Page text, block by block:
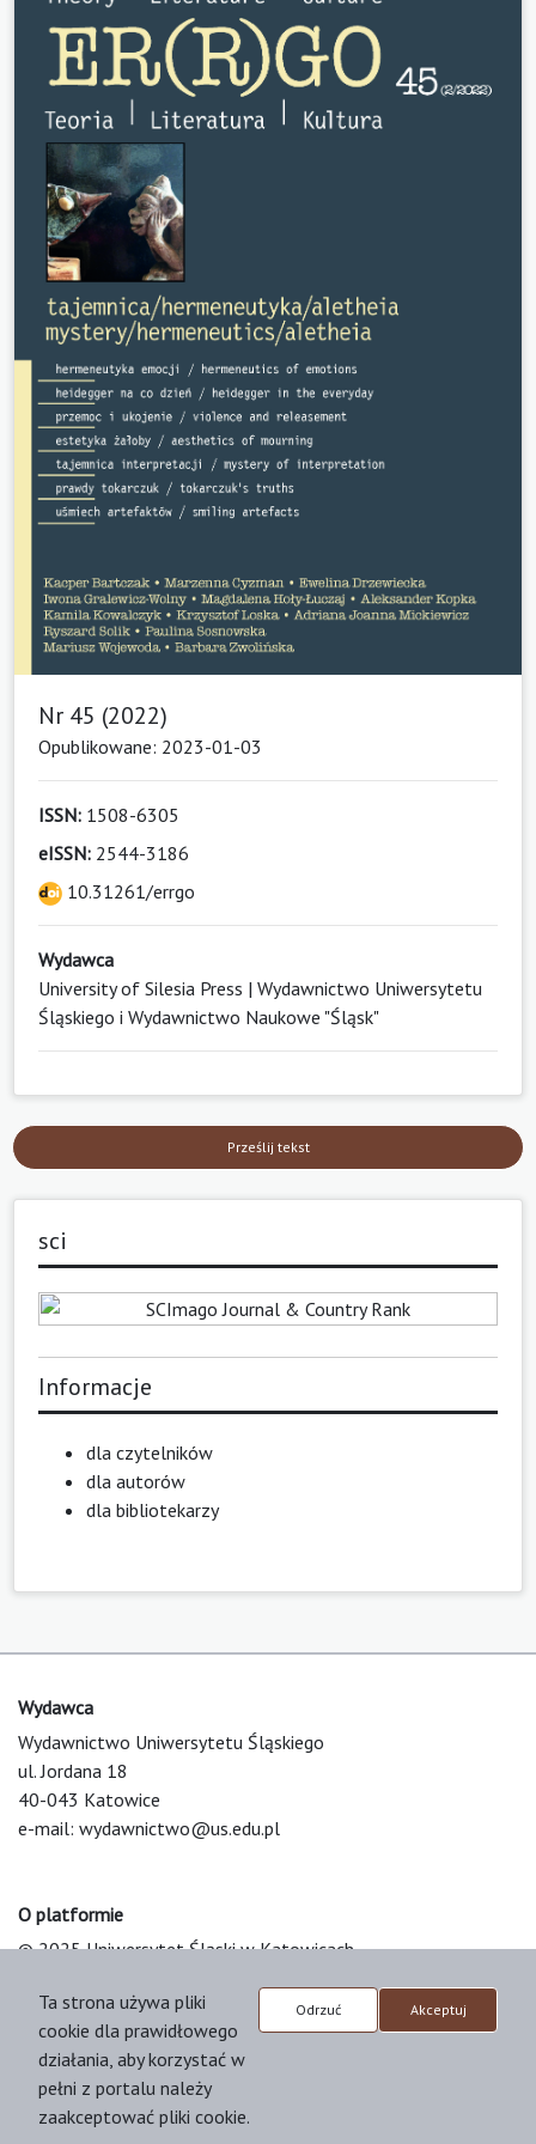
Nr 45 (2022)
Opublikowane: 2023-01-03
ISSN: 1508-6305
eISSN: 2544-3186
10.31261/errgo
Wydawca
University of Silesia Press | Wydawnictwo Uniwersytetu
Śląskiego i Wydawnictwo Naukowe "Śląsk"
Prześlij tekst
sci
Informacje
dla czytelników
dla autorów
dla bibliotekarzy
Wydawca
Wydawnictwo Uniwersytetu Śląskiego
ul. Jordana 18
40-043 Katowice
e-mail: wydawnictwo@us.edu.pl
O platformie
© 2025 Uniwersytet Śląski w Katowicach
Platform & Workflow by OJS/PKP
Ta strona używa pliki
cookie dla prawidłowego
działania, aby korzystać w
pełni z portalu należy
zaakceptować pliki cookie.
Odrzuć Akceptuj